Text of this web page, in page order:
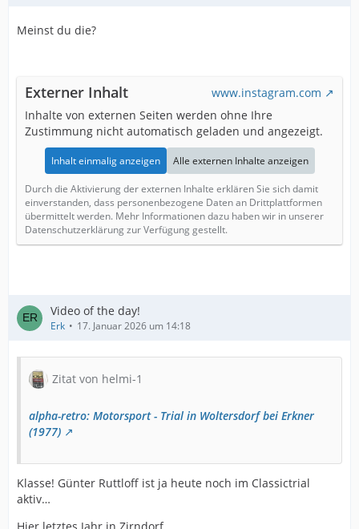
Meinst du die?
Externer Inhalt
www.instagram.com
Inhalte von externen Seiten werden ohne Ihre
Zustimmung nicht automatisch geladen und angezeigt.
Inhalt einmalig anzeigen Alle externen Inhalte anzeigen
Durch die Aktivierung der externen Inhalte erklären Sie sich damit
einverstanden, dass personenbezogene Daten an Drittplattformen
übermittelt werden. Mehr Informationen dazu haben wir in unserer
Datenschutzerklärung zur Verfügung gestellt.
Video of the day!
Erk 17. Januar 2026 um 14:18
Zitat von helmi-1
alpha-retro: Motorsport - Trial in Woltersdorf bei Erkner
(1977)
Klasse! Günter Ruttloff ist ja heute noch im Classictrial
aktiv…